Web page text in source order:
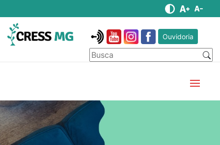
Ouvidoria